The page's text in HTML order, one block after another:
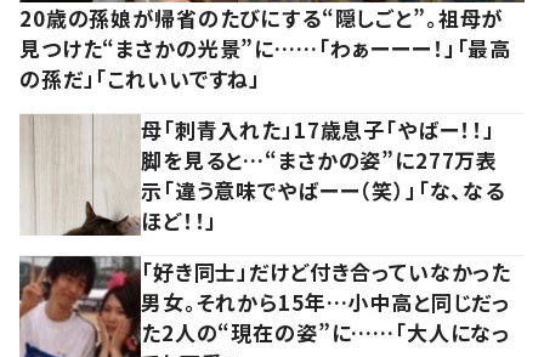
20歳の孫娘が帰省のたびにする“隠しごと”。祖母が
見つけた“まさかの光景”に……「わぁーーー！」「最高
の孫だ」「これいいですね」
母「刺青入れた」17歳息子「やばー！！」
脚を見ると…“まさかの姿”に277万表
示「違う意味でやばーー（笑）」「な、なる
ほど！！」
「好き同士」だけど付き合っていなかった
男女。それから15年…小中高と同じだっ
た2人の“現在の姿”に……「大人になっ